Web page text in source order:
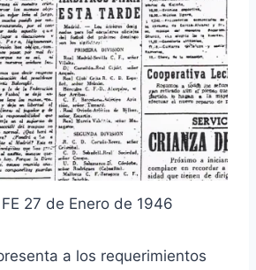
27 de Enero de 1946
a los requerimientos